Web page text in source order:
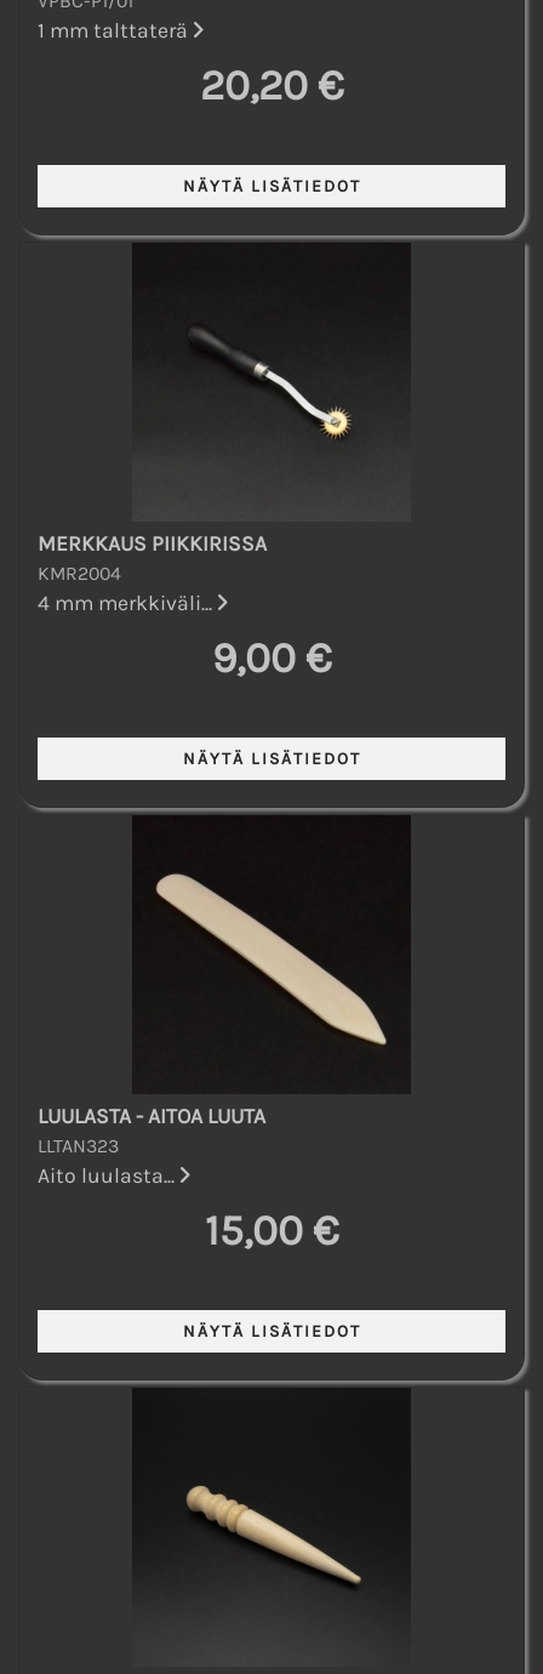
1 mm talttaterä
20,20 €
MERKKAUS PIIKKIRISSA
KMR2004
4 mm merkkiväli...
9,00 €
LUULASTA - AITOA LUUTA
LLTAN323
Aito luulasta...
15,00 €